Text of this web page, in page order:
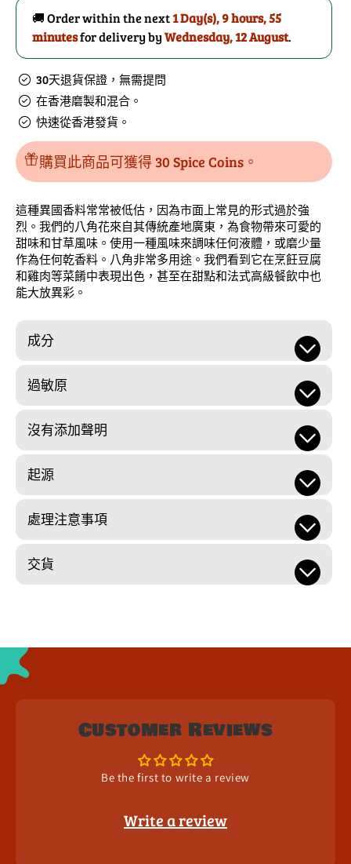
的
數
量
數
量
🚚 Order within the next1 Day(s),9 hours, 55
minutesfor delivery byWednesday, 12 August.
30天退貨保證，無需提問
在香港磨製和混合。
快速從香港發貨。
購買此商品可獲得 30 Spice Coins。
這種異國香料常常被低估，因為市面上常見的形式過於強
烈。我們的八角花來自其傳統產地廣東，為食物帶來可愛的
甜味和甘草風味。使用一種風味來調味任何液體，或磨少量
作為任何乾香料。八角非常多用途。我們看到它在烹飪豆腐
和雞肉等菜餚中表現出色，甚至在甜點和法式高級餐飲中也
能大放異彩。
成分
過敏原
沒有添加聲明
起源
處理注意事項
交貨
Customer Reviews
Be the first to write a review
Write a review